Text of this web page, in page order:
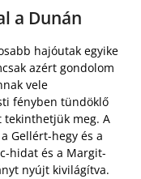
a Dunán
hajóutak egyike
azért gondolom
vele
fényben tündöklő
tekinthetjük meg. A
Gellért-hegy és a
hidat és a Margit-
nyújt kivilágítva.